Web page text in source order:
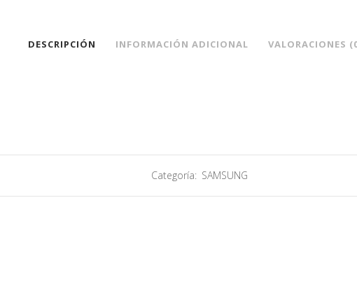
DESCRIPCIÓN INFORMACIÓN ADICIONAL VALORACIONES
Categoría: SAMSUNG